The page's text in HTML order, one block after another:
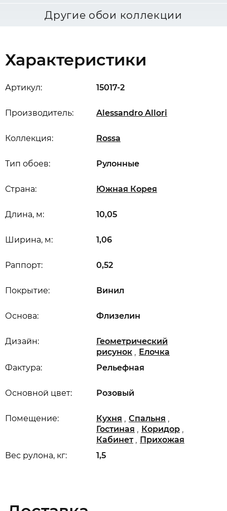
Другие обои коллекции
Характеристики
Артикул: 15017-2
Производитель: Alessandro Allori
Коллекция: Rossa
Длина, м: 10,05
Ширина, м: 1,06
Вес рулона, кг: 1,5
Раппорт: 0,52
Основной цвет: Розовый
Дизайн:
Геометрический
рисунок , Елочка
Основа: Флизелин
Покрытие: Винил
Помещение: Кухня , Спальня ,
Гостиная , Коридор ,
Кабинет , Прихожая
Страна: Южная Корея
Тип обоев: Рулонные
Фактура: Рельефная